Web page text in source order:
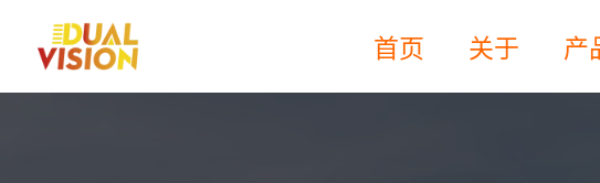
首页 关于 产